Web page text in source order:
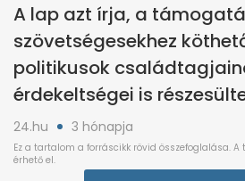
A lap azt írja, a
szövetségesekhez
politikusok
érdekeltségei is
24.hu 3 hónapja